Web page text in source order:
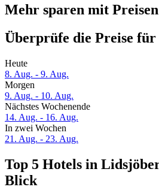
Mehr sparen mit
Überprüfe die Preise für
Heute
8. Aug. - 9. Aug.
Morgen
9. Aug. - 10. Aug.
Nächstes Wochenende
14. Aug. - 16. Aug.
In zwei Wochen
21. Aug. - 23. Aug.
Top 5 Hotels in
Blick